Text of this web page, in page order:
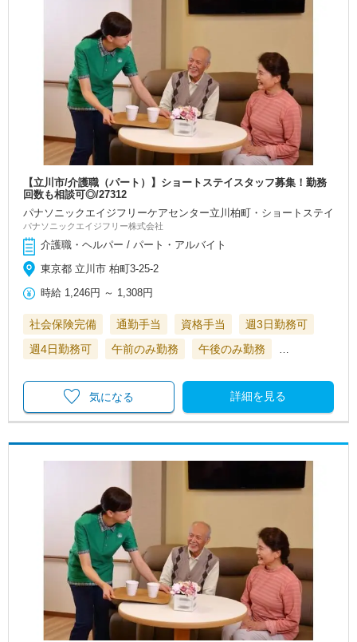
【立川市/介護職（パート）】ショートステイスタッフ募集！勤務
回数も相談可◎/27312
パナソニックエイジフリーケアセンター立川柏町・ショートステイ
パナソニックエイジフリー株式会社
介護職・ヘルパー / パート・アルバイト
東京都 立川市 柏町3-25-2
時給 1,246円 ～ 1,308円
社会保険完備 通勤手当 資格手当
週3日勤務可
週4日勤務可
午前のみ勤務 午後のみ勤務
詳細を見る
気になる